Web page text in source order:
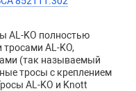
AL-KO полностью
AL-KO,
(так называемый
тросы с креплением
AL -KO и Knott